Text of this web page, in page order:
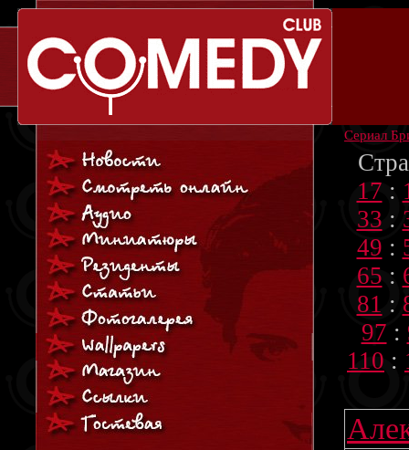
Сериал
17 :
33 :
49 :
65 :
81 :
97 :
110 :